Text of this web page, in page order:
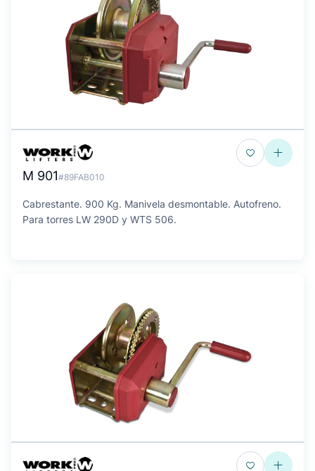
M 901#89FAB010
Cabrestante. 900 Kg. Manivela desmontable. Autofreno.
Para torres LW 290D y WTS 506.